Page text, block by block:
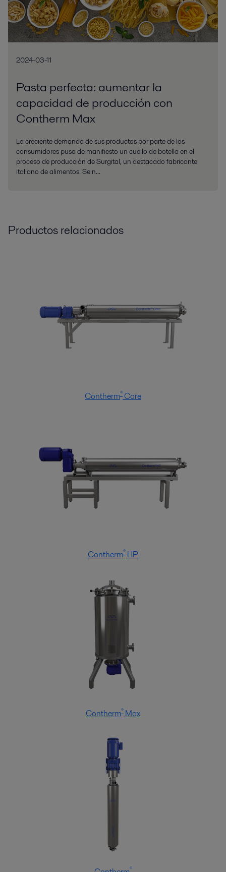
2024-03-11
Pasta perfecta: aumentar la
capacidad de producción con
Contherm Max
La creciente demanda de sus productos por parte de los
consumidores puso de manifiesto un cuello de botella en el
proceso de producción de Surgital, un destacado fabricante
italiano de alimentos. Se n...
Productos relacionados
Contherm® Core
Contherm® HP
Contherm® Max
®